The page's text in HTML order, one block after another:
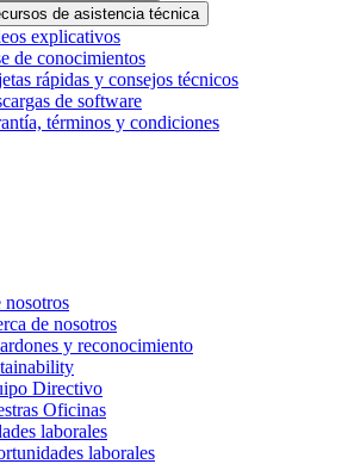
de asistencia técnica
explicativos
de conocimientos
rápidas y consejos técnicos
de software
términos y condiciones
nosotros
de nosotros
y reconocimiento
Directivo
Oficinas
laborales
laborales